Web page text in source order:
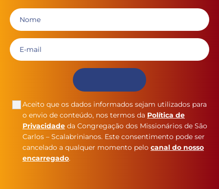
Aceito que os dados informados sejam utilizados para
o envio de conteúdo, nos termos da Política de
Privacidade da Congregação dos Missionários de São
Carlos – Scalabrinianos. Este consentimento pode ser
cancelado a qualquer momento pelo canal do nosso
encarregado.